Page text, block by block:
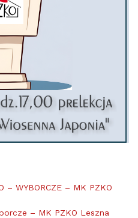
artykułach
– WYBORCZE – MK PZKO
– MK PZKO Leszna